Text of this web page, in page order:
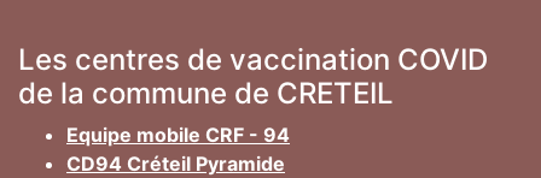
Les centres de vaccination COVID
de la commune de CRETEIL
Equipe mobile CRF - 94
CD94 Créteil Pyramide